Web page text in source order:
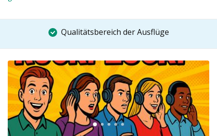
Qualitätsbereich der Ausflüge